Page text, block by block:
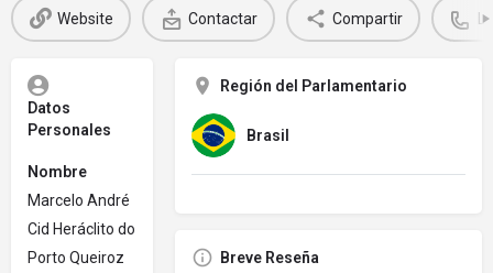
Website Contactar Compartir
Datos
Personales
Nombre
Marcelo André
Cid Heráclito do
Porto Queiroz
Región del Parlamentario
Brasil
Breve Reseña